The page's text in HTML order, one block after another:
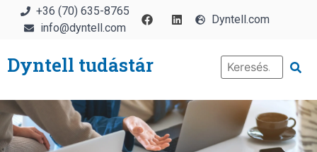
+36 (70) 635-8765
info@dyntell.com
Dyntell.com
Dyntell tudástár